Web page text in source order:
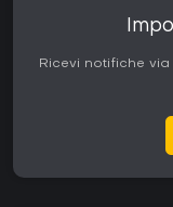
Ricevi notifiche